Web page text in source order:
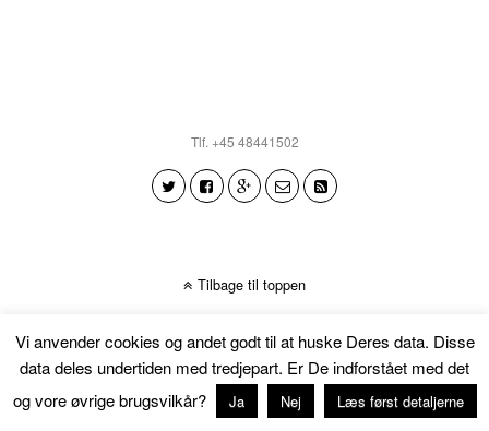
Tlf. +45 48441502
Vi anvender cookies og andet godt til at huske Deres data. Disse
data deles undertiden med tredjepart. Er De indforstået med det
og vore øvrige brugsvilkår?
Ja Nej Læs først detaljerne
Tilbage til toppen